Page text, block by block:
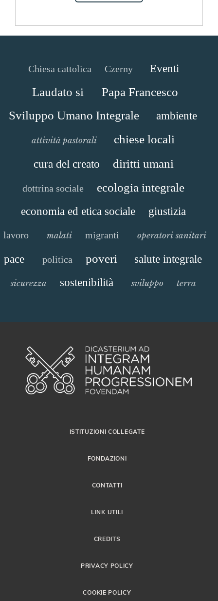
Chiesa cattolica Czerny Eventi
Laudato si
Papa Francesco
Sviluppo Umano Integrale
ambiente
attività pastorali chiese locali
cura del creato diritti umani
dottrina sociale ecologia integrale
economia ed etica sociale giustizia
lavoro malati migranti operatori sanitari
pace politica poveri salute integrale
sicurezza sostenibilità sviluppo terra
ISTITUZIONI COLLEGATE
FONDAZIONI
CONTATTI
LINK UTILI
CREDITS
PRIVACY POLICY
COOKIE POLICY